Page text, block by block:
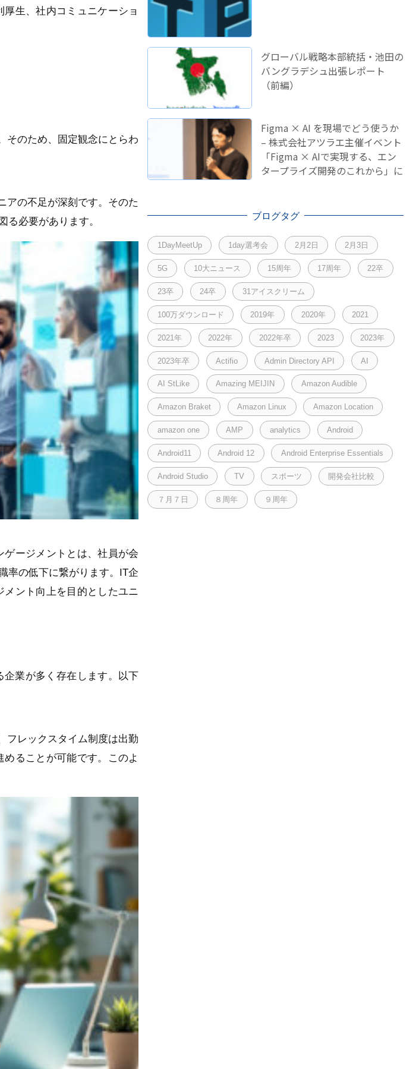
生、社内コミュニケーショ
そのため、固定観念にとらわ
アの不足が深刻です。そのた
必要があります。
ージメントとは、社員が会
率の低下に繋がります。IT企
ント向上を目的としたユニ
業が多く存在します。以下
フレックスタイム制度は出勤
ることが可能です。このよ
グローバル戦略本部統括・池田の
バングラデシュ出張レポート
（前編）
Figma × AI を現場でどう使うか
– 株式会社アツラエ主催イベント
「Figma × AIで実現する、エン
タープライズ開発のこれから」に
ブログタグ
1DayMeetUp 1day選考会 2月2日 2月3日
5G 10大ニュース 15周年 17周年 22卒
23卒 24卒 31アイスクリーム
100万ダウンロード 2019年 2020年 2021
2021年 2022年 2022年卒 2023 2023年
2023年卒 Actifio Admin Directory API AI
AI StLike Amazing MEIJIN Amazon Audible
Amazon Braket Amazon Linux Amazon Location
amazon one AMP analytics Android
Android11 Android 12 Android Enterprise Essentials
Android Studio TV スポーツ 開発会社比較
７月７日 ８周年 ９周年